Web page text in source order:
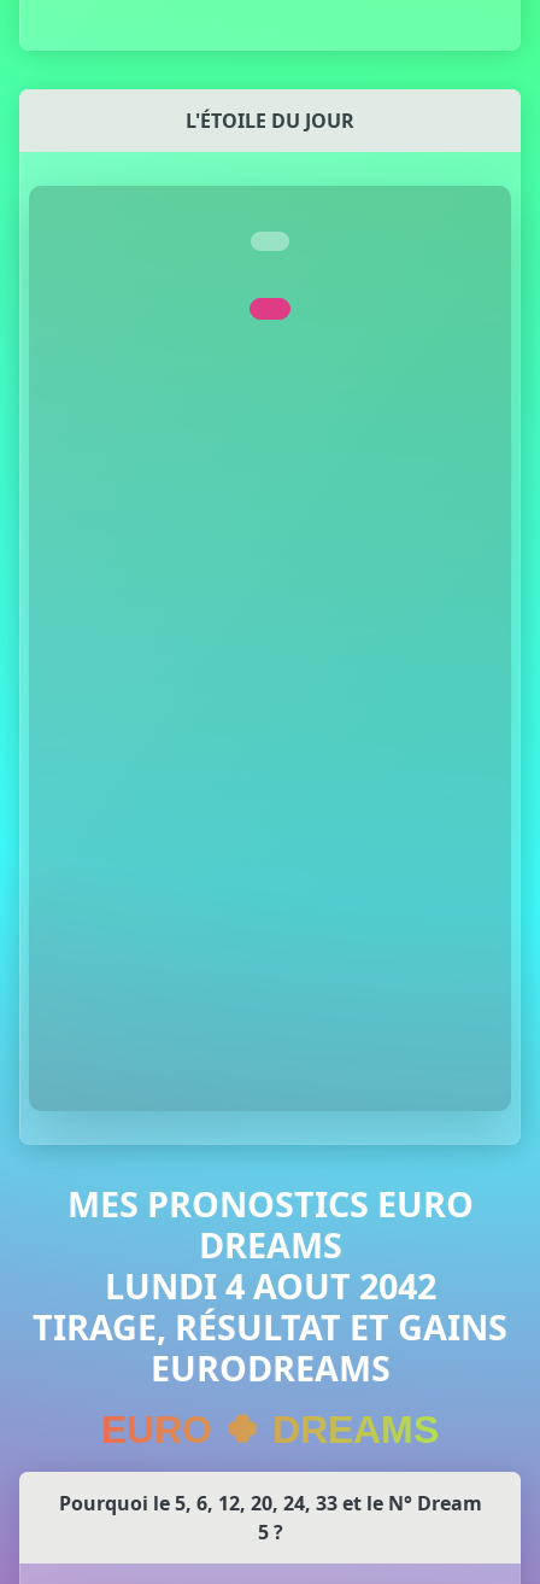
L'ÉTOILE DU JOUR
MES PRONOSTICS EURO
DREAMS
LUNDI 4 AOUT 2042
TIRAGE, RÉSULTAT ET GAINS
EURODREAMS
EURO 🍀 DREAMS
Pourquoi le 5, 6, 12, 20, 24, 33 et le N° Dream
5 ?